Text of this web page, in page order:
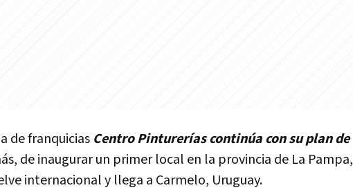
de franquicias Centro Pinturerías continúa con su plan de
de inaugurar un primer local en la provincia de La Pampa,
internacional y llega a Carmelo, Uruguay.